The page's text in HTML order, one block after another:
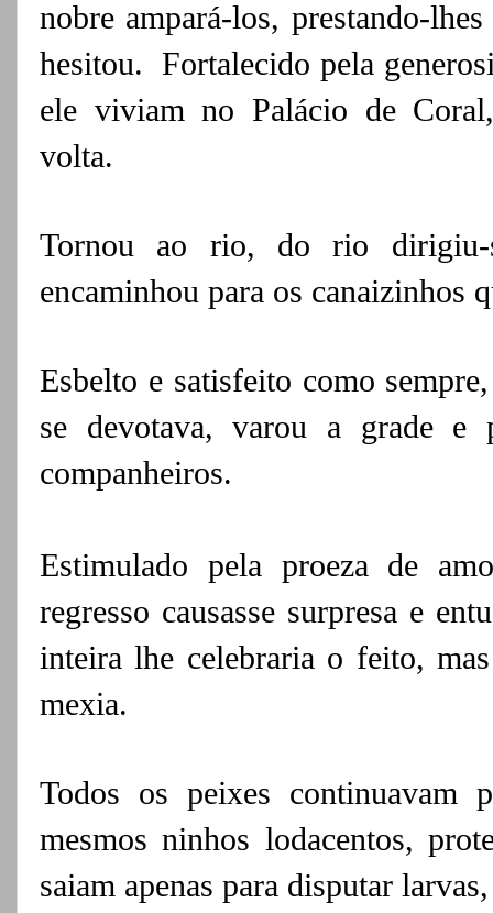
nobre ampará-los, prestando-
hesitou.Fortalecido pela
ele viviam no Palácio de
volta.
Tornou ao rio, do rio dirigiu-
encaminhou para os canaizinhos
Esbelto e satisfeito como
se devotava, varou a grade e
companheiros.
Estimulado pela proeza de
regresso causasse surpresa e
inteira lhe celebraria o feito,
mexia.
Todos os peixes continuavam
mesmos ninhos lodacentos,
saiam apenas para disputar